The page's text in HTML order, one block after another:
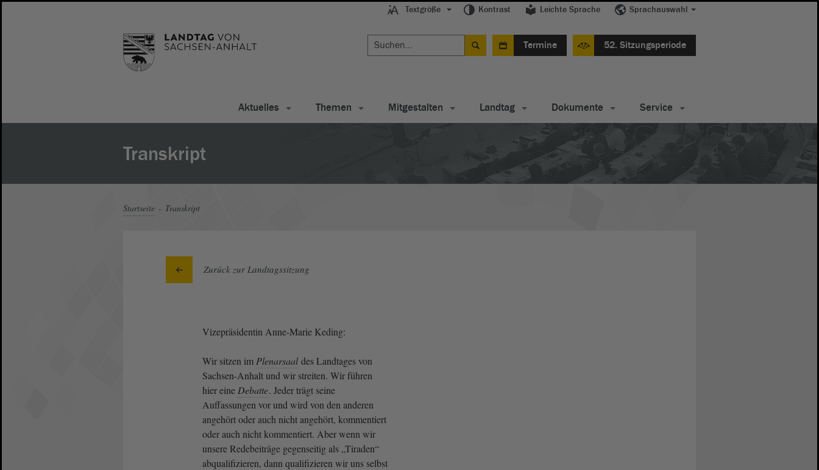
Textgröße Kontrast Leichte Sprache Sprachauswahl
Termine 52. Sitzungsperiode
Aktuelles Themen Mitgestalten Landtag Dokumente Service
Transkript
Startseite Transkript
Zurück zur Landtagssitzung
Vizepräsidentin Anne-Marie Keding:
Wir sitzen im Plenarsaal des Landtages von
Sachsen-Anhalt und wir streiten. Wir führen
hier eine Debatte. Jeder trägt seine
Auffassungen vor und wird von den anderen
angehört oder auch nicht angehört, kommentiert
oder auch nicht kommentiert. Aber wenn wir
unsere Redebeiträge gegenseitig als „Tiraden“
abqualifizieren, dann qualifizieren wir uns selbst